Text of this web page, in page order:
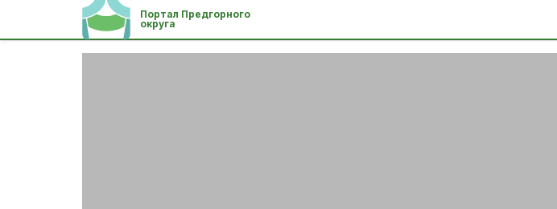
Портал Предгорного
округа